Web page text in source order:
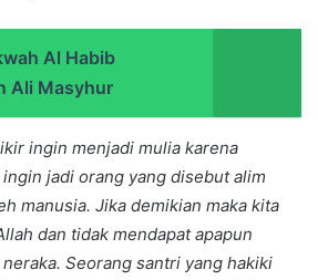
Al Habib
Ali Masyhur
ingin menjadi mulia karena
jadi orang yang disebut alim
manusia. Jika demikian maka kita
dan tidak mendapat apapun
Seorang santri yang hakiki